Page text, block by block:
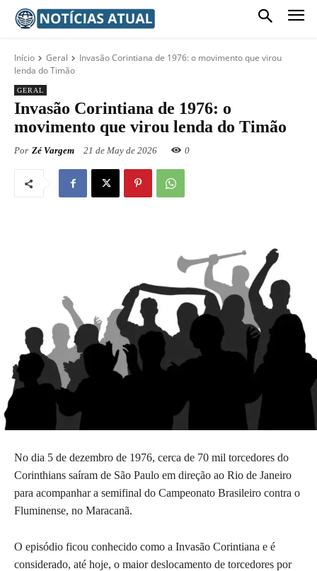
Início Geral
Invasão Corintiana de 1976: o movimento que virou
lenda do Timão
GERAL
Invasão Corintiana de 1976: o
movimento que virou lenda do Timão
Por Zé Vargem 21 de May de 2026 0
No dia 5 de dezembro de 1976, cerca de 70 mil torcedores do
Corinthians saíram de São Paulo em direção ao Rio de Janeiro
para acompanhar a semifinal do Campeonato Brasileiro contra o
Fluminense, no Maracanã.
O episódio ficou conhecido como a Invasão Corintiana e é
considerado, até hoje, o maior deslocamento de torcedores por